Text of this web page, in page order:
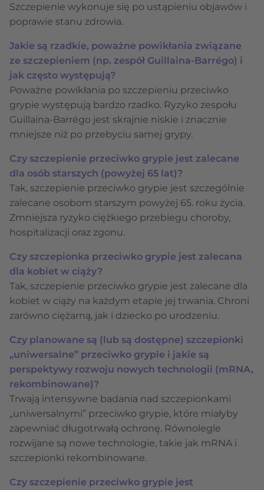
Szczepienie wykonuje się po ustąpieniu objawów i
poprawie stanu zdrowia.
Jakie są rzadkie, poważne powikłania związane
ze szczepieniem (np. zespół Guillaina-Barrégo) i
jak często występują?
Poważne powikłania po szczepieniu przeciwko
grypie występują bardzo rzadko. Ryzyko zespołu
Guillaina-Barrégo jest skrajnie niskie i znacznie
mniejsze niż po przebyciu samej grypy.
Czy szczepienie przeciwko grypie jest zalecane
dla osób starszych (powyżej 65 lat)?
Tak, szczepienie przeciwko grypie jest szczególnie
zalecane osobom starszym powyżej 65. roku życia.
Zmniejsza ryzyko ciężkiego przebiegu choroby,
hospitalizacji oraz zgonu.
Czy szczepionka przeciwko grypie jest zalecana
dla kobiet w ciąży?
Tak, szczepienie przeciwko grypie jest zalecane dla
kobiet w ciąży na każdym etapie jej trwania. Chroni
zarówno ciężarną, jak i dziecko po urodzeniu.
Czy planowane są (lub są dostępne) szczepionki
„uniwersalne” przeciwko grypie i jakie są
perspektywy rozwoju nowych technologii (mRNA,
rekombinowane)?
Trwają intensywne badania nad szczepionkami
„uniwersalnymi” przeciwko grypie, które miałyby
zapewniać długotrwałą ochronę. Równolegle
rozwijane są nowe technologie, takie jak mRNA i
szczepionki rekombinowane.
Czy szczepienie przeciwko grypie jest